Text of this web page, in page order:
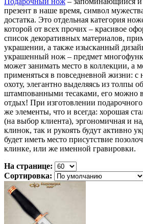
презент в наше время, символ
достатка. Это отдельная категория
которой от всех прочих – красивое
список декоративных материалов,
украшении, а также изысканный
украшенный нож – предмет
может занимать место в коллекции, а
применяться в повседневной жизни: с
охоту, элегантно выделяясь из толпы
штампованными тесаками, его можно
отдых! При изготовлении
же элементы, что и всегда: хорошая
(на выбор клиента), эргономичная и
клинок, так и рукоять будут активно
будет иметь место присутствие
клинке, или же именной гравировки.
На странице:
Сортировка: